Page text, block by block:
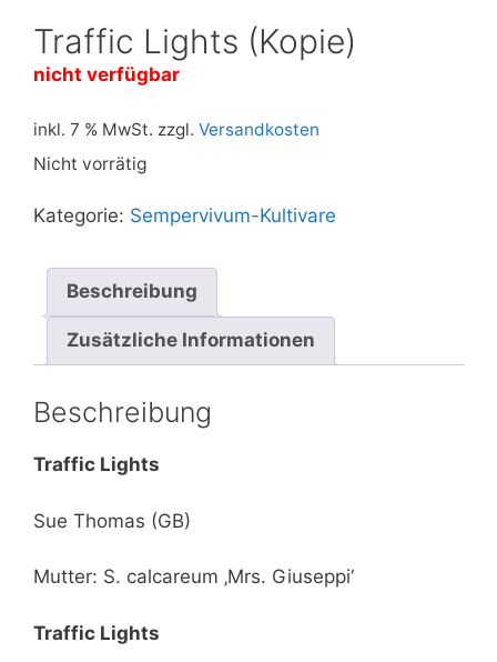
Traffic Lights (Kopie)
nicht verfügbar
inkl. 7 % MwSt. zzgl. Versandkosten
Nicht vorrätig
Kategorie: Sempervivum-Kultivare
Beschreibung
Zusätzliche Informationen
Beschreibung
Traffic Lights
Sue Thomas (GB)
Mutter: S. calcareum ‚Mrs. Giuseppi‘
Traffic Lights